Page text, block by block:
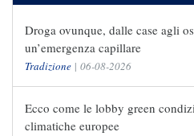
Droga ovunque, dalle case agli
un’emergenza capillare
Tradizione | 06-08-2026
Ecco come le lobby green
climatiche europee